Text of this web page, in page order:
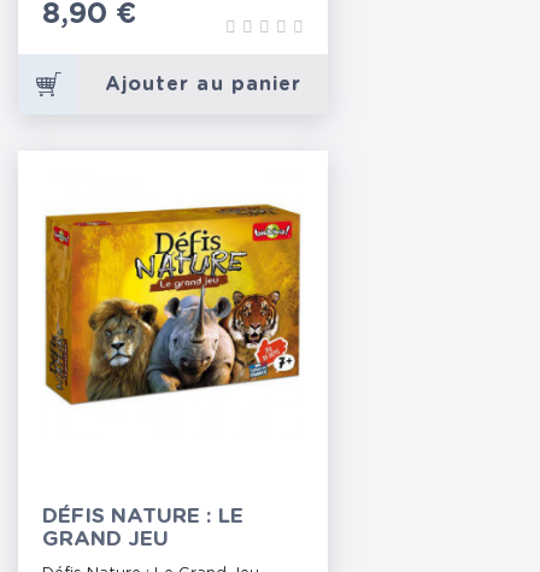
Prix
8,90 €
Ajouter au panier
DÉFIS NATURE : LE
GRAND JEU